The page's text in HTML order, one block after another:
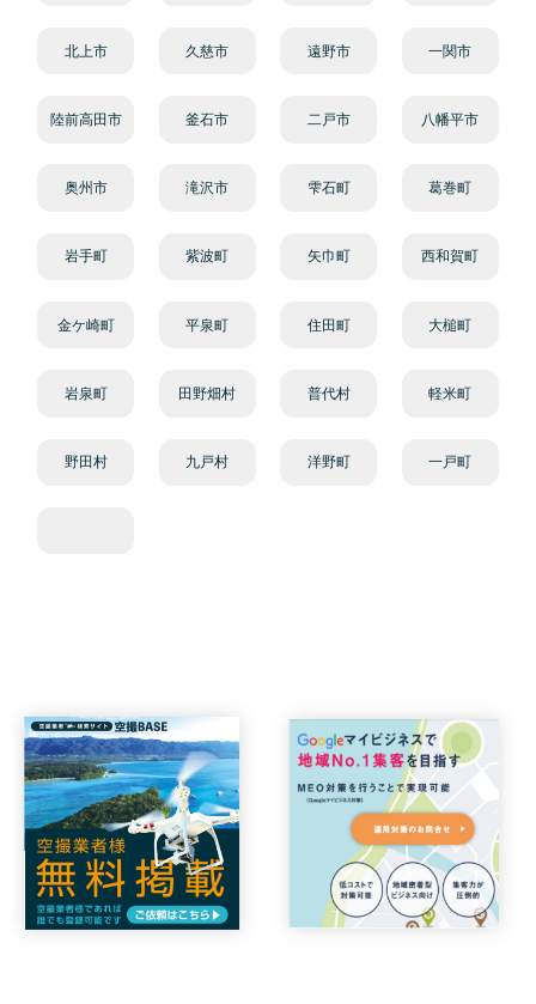
北上市 久慈市 遠野市 一関市
陸前高田市 釜石市 二戸市 八幡平市
奥州市 滝沢市 雫石町 葛巻町
岩手町 紫波町 矢巾町 西和賀町
金ケ崎町 平泉町 住田町 大槌町
岩泉町 田野畑村 普代村 軽米町
野田村 九戸村 洋野町 一戸町